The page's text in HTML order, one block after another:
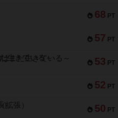
68 PT
57 PT
53 PT
まだ生きている～
52 PT
50 PT
拡張）